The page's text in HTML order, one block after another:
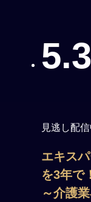
見逃し配信
エキス
を3年で！
～介護